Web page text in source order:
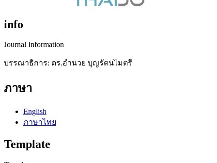
info
Journal Information
บรรณาธิการ: ดร.อำนวย บุญรัตนไมตรี
ภาษา
English
ภาษาไทย
Template